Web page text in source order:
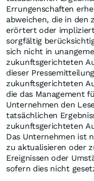
Errungenschaften
abweichen, die in den
erörtert oder
sorgfältig
sich nicht in
zukunftsgerichteten
dieser
zukunftsgerichteten
die das Management
Unternehmen den
tatsächlichen
zukunftsgerichteten
Das Unternehmen ist
zu aktualisieren oder
Ereignissen oder
sofern dies nicht